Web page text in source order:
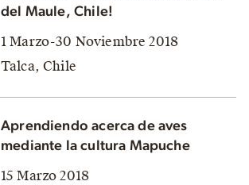
del Maule, Chile!
1 Marzo-30 Noviembre 2018
Talca, Chile
Aprendiendo acerca de aves
mediante la cultura Mapuche
15 Marzo 2018